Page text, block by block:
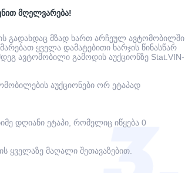
მღელვარება!
გადახდაც მზად ხართ არჩეულ ავტომობილში.
ყველა დამატებითი ხარჯის წინასწარ
ავტომობილი გამოდის აუქციონზე Stat.VIN-
აუქციონები ორ ეტაპად
დღიანი ეტაპი, რომელიც იწყება 0
ყველაზე მაღალი შეთავაზებით.